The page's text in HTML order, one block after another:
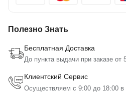
Полезно Знать
Бесплатная Доставка
До пункта выдачи при заказе от
Клиентский Сервис
Осуществляем с 9:00 до 18:00 в